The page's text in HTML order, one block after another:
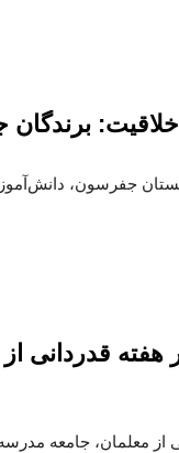
برندگان جلد
جفرسون،
قدردانی از
از معلمان، جامعه